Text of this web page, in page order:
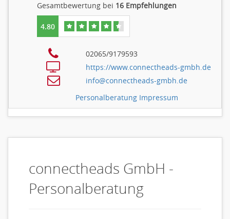
Gesamtbewertung bei 16 Empfehlungen
4.80
02065/9179593
https://www.connectheads-gmbh.de
info@connectheads-gmbh.de
Personalberatung Impressum
connectheads GmbH -
Personalberatung